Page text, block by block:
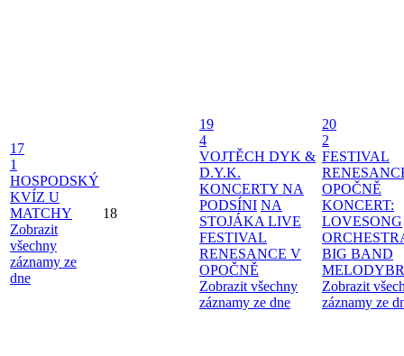
17
1
HOSPODSKÝ
KVÍZ U
MATCHY
Zobrazit
všechny
záznamy ze
dne
18
19
4
VOJTĚCH DYK &
D.Y.K.
KONCERTY NA
PODSÍNI NA
STOJÁKA LIVE
FESTIVAL
RENESANCE V
OPOČNĚ
Zobrazit všechny
záznamy ze dne
20
2
FESTIVAL
OPOČNĚ
KONCERT:
LOVESONG
BIG BAND
Zobrazit
záznamy ze